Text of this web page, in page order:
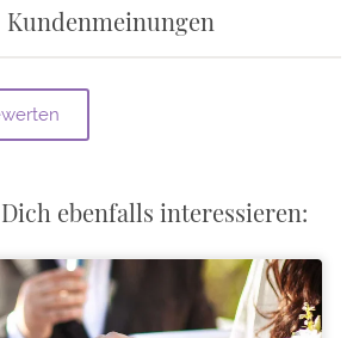
Kundenmeinungen
ebenfalls interessieren: